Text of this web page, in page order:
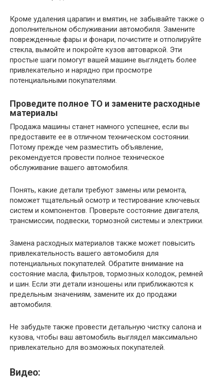
Кроме удаления царапин и вмятин, не забывайте также о
дополнительном обслуживании автомобиля. Замените
поврежденные фары и фонари, почистите и отполируйте
стекла, вымойте и покройте кузов автоваркой. Эти
простые шаги помогут вашей машине выглядеть более
привлекательно и нарядно при просмотре
потенциальными покупателями.
Проведите полное ТО и замените расходные
материалы
Продажа машины станет намного успешнее, если вы
предоставите ее в отличном техническом состоянии.
Потому прежде чем разместить объявление,
рекомендуется провести полное техническое
обслуживание вашего автомобиля.
Понять, какие детали требуют замены или ремонта,
поможет тщательный осмотр и тестирование ключевых
систем и компонентов. Проверьте состояние двигателя,
трансмиссии, подвески, тормозной системы и электрики.
Замена расходных материалов также может повысить
привлекательность вашего автомобиля для
потенциальных покупателей. Обратите внимание на
состояние масла, фильтров, тормозных колодок, ремней
и шин. Если эти детали изношены или приближаются к
предельным значениям, замените их до продажи
автомобиля.
Не забудьте также провести детальную чистку салона и
кузова, чтобы ваш автомобиль выглядел максимально
привлекательно для возможных покупателей.
Видео: